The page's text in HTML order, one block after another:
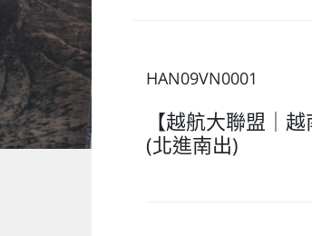
HAN09VN0001
【越航大聯盟｜
(北進南出)